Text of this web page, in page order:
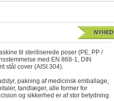
til steriliserede poser (PE, PP /
med EN 868-1, DIN
stål cover (AISI 304).
pakning af medicinsk emballage,
tandlæger, alle former for
og sikkerhed er af stor betydning.
NYHED